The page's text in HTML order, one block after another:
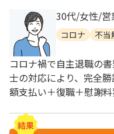
30代/女性/営
コロナ 不当
コロナ禍で自主退職の
士の対応により、完全
額支払い＋復職＋慰謝料